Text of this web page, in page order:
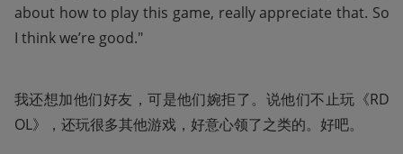
about how to play this game, really appreciate that. So
I think we’re good."
我还想加他们好友，可是他们婉拒了。说他们不止玩《RD
OL》，还玩很多其他游戏，好意心领了之类的。好吧。